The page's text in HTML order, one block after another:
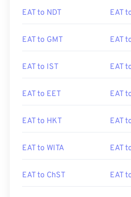
EAT to NDT EAT
EAT to GMT EAT
EAT to IST EAT
EAT to EET EAT
EAT to HKT EAT
EAT to WITA EAT
EAT to ChST EAT